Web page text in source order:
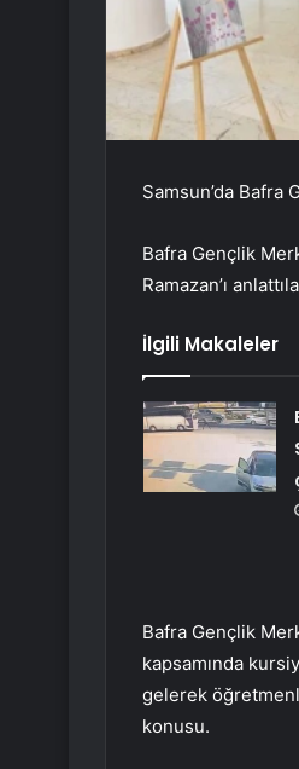
Samsun’da Bafra
Bafra Gençlik
Ramazan’ı
İlgili Makaleler
Bafra Gençlik
kapsamında
gelerek
konusu.